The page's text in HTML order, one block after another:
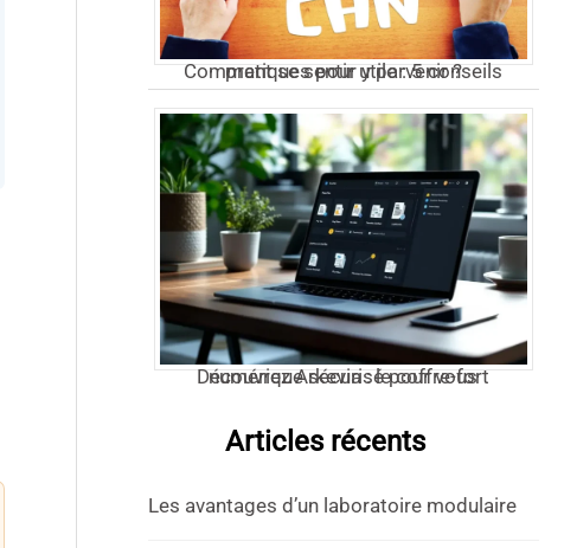
Comment se sentir utile : 5 conseils pratiques pour y parvenir ?
Découvrez Arkevia : le coffre-fort numérique sécurisé pour vous
Articles récents
Les avantages d’un laboratoire modulaire